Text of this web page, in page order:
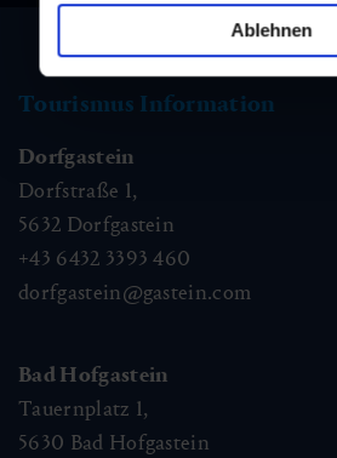
Ablehnen
Tourismus Information
Dorfgastein
Dorfstraße 1,
5632 Dorfgastein
+43 6432 3393 460
dorfgastein@gastein.com
Bad Hofgastein
Tauernplatz 1,
5630 Bad Hofgastein